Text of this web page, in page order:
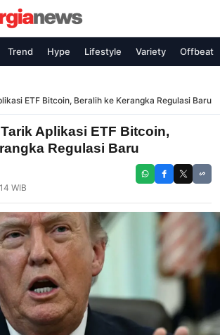
Trend Hype Lifestyle Variety Offbeat
ETF Bitcoin, Beralih ke Kerangka Regulasi Baru
Aplikasi ETF Bitcoin,
Regulasi Baru
WIB